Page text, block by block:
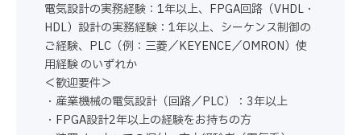
電気設計の実務経験：1年以上、FPGA回路（VHDL・
HDL）設計の実務経験：1年以上、シーケンス制御の
ご経験、PLC（例：三菱／KEYENCE／OMRON）使
用経験 のいずれか
＜歓迎要件＞
・産業機械の電気設計（回路／PLC）：3年以上
・FPGA設計2年以上の経験をお持ちの方